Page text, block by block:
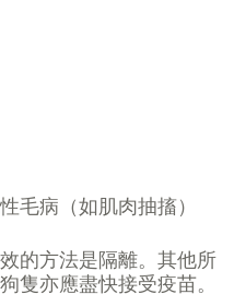
毛病（如肌肉抽搐）
的方法是隔離。其他所
隻亦應盡快接受疫苗。